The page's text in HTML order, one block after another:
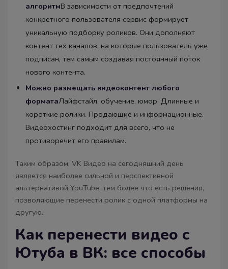
алгоритмВ зависимости от предпочтений
конкретного пользователя сервис формирует
уникальную подборку роликов. Они дополняют
контент тех каналов, на которые пользователь уже
подписан, тем самым создавая постоянный поток
нового контента.
Можно размещать видеоконтент любого
форматаЛайфстайл, обучение, юмор. Длинные и
короткие ролики. Продающие и информационные.
Видеохостинг подходит для всего, что не
противоречит его правилам.
Таким образом, VK Видео на сегодняшний день
является наиболее сильной и перспективной
альтернативой YouTube, тем более что есть решения,
позволяющие перенести ролик с одной платформы на
другую.
Как перенести видео с
Ютуба в ВК: все способы